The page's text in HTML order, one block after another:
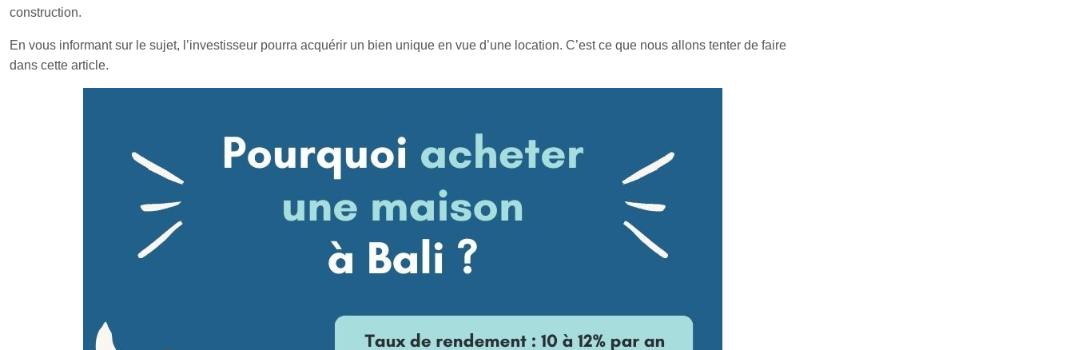
construction.
En vous informant sur le sujet, l’investisseur pourra acquérir un bien unique en vue d’une location. C’est ce que nous allons tenter de faire
dans cette article.